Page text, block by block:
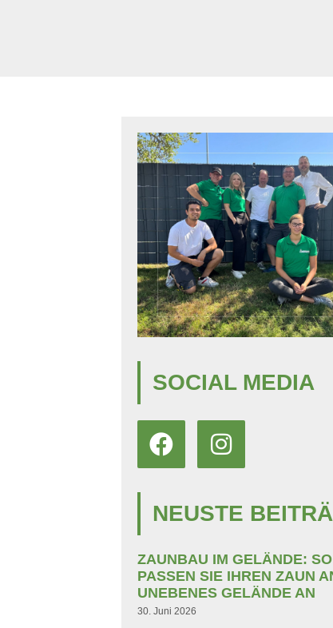
SOCIAL MEDIA
NEUSTE
ZAUNBAU IM GELÄNDE: SO
PASSEN SIE IHREN ZAUN
UNEBENES GELÄNDE AN
30. Juni 2026